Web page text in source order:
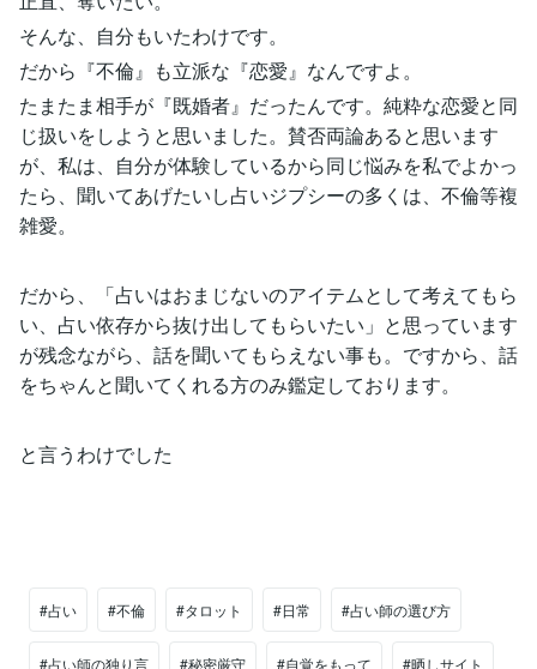
そんな、自分もいたわけです。
だから『不倫』も立派な『恋愛』なんですよ。
たまたま相手が『既婚者』だったんです。純粋な恋愛と同
じ扱いをしようと思いました。賛否両論あると思います
が、私は、自分が体験しているから同じ悩みを私でよかっ
たら、聞いてあげたいし占いジプシーの多くは、不倫等複
雑愛。
だから、「占いはおまじないのアイテムとして考えてもら
い、占い依存から抜け出してもらいたい」と思っています
が残念ながら、話を聞いてもらえない事も。ですから、話
をちゃんと聞いてくれる方のみ鑑定しております。
と言うわけでした
#占い #不倫 #タロット #日常 #占い師の選び方
#占い師の独り言 #秘密厳守 #自覚をもって #晒しサイト